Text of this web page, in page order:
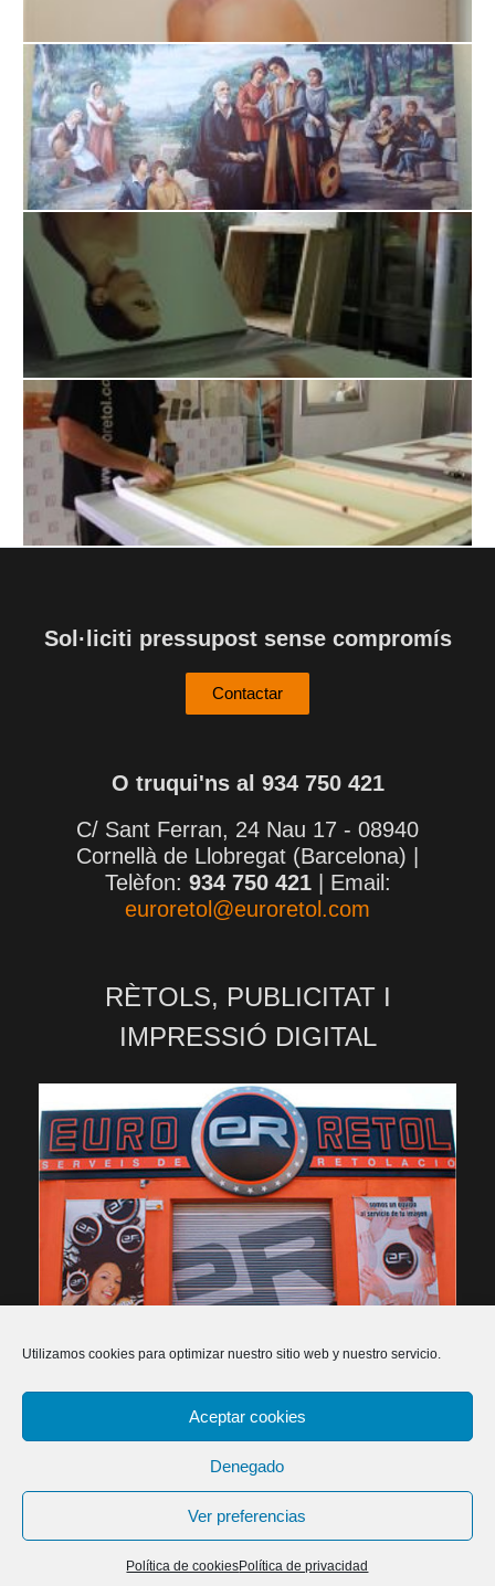
Utilizamos cookies para optimizar nuestro sitio web y nuestro servicio.
Aceptar cookies
Denegado
Ver preferencias
Política de cookiesPolítica de privacidad
Sol·liciti pressupost sense compromís
Contactar
O truqui'ns al 934 750 421
C/ Sant Ferran, 24 Nau 17 - 08940
Cornellà de Llobregat (Barcelona) |
Telèfon: 934 750 421| Email:
euroretol@euroretol.com
RÈTOLS, PUBLICITAT I
IMPRESSIÓ DIGITAL
2026 Euroretol - Rètols, publicitat i impressió digital -
-Política de cookies